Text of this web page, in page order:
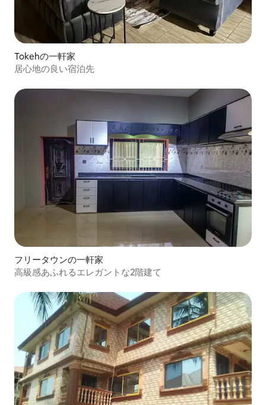
Tokehの一軒家
居心地の良い宿泊先
フリータウンの一軒家
高級感あふれるエレガントな2階建て